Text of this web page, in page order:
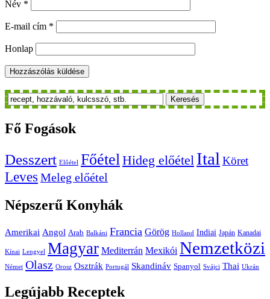
Név *
E-mail cím *
Honlap
Keresés
Fő Fogások
Desszert Előétel FőételHideg előétel Ital Köret
Leves Meleg előétel
Népszerű Konyhák
Amerikai Angol Arab Balkáni Francia Görög Holland Indiai Japán Kanadai
Kínai Lengyel Magyar Mediterrán Mexikói Nemzetközi
Német Olasz Orosz Osztrák Portugál Skandináv Spanyol Svájci Thai Ukrán
Legújabb Receptek